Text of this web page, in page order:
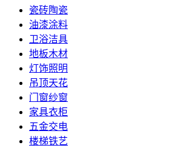
瓷砖陶瓷
油漆涂料
卫浴洁具
地板木材
灯饰照明
吊顶天花
门窗纱窗
家具衣柜
五金交电
楼梯铁艺